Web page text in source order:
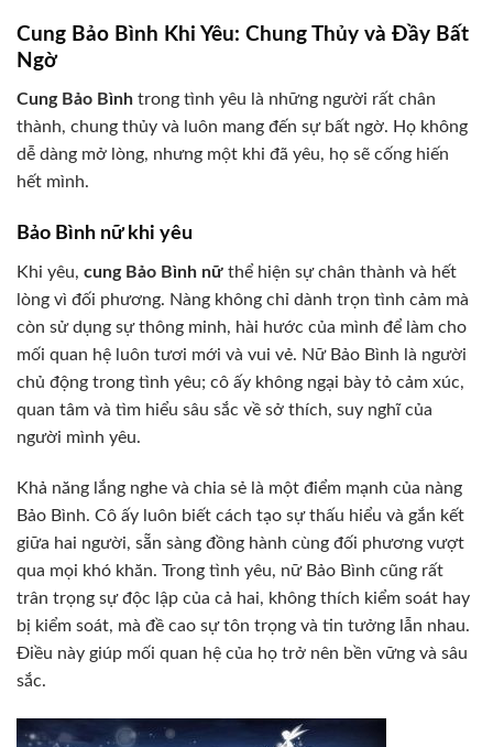
Cung Bảo Bình Khi Yêu: Chung Thủy và Đầy Bất
Ngờ
Cung Bảo Bình trong tình yêu là những người rất chân
thành, chung thủy và luôn mang đến sự bất ngờ. Họ không
dễ dàng mở lòng, nhưng một khi đã yêu, họ sẽ cống hiến
hết mình.
Bảo Bình nữ khi yêu
Khi yêu, cung Bảo Bình nữ thể hiện sự chân thành và hết
lòng vì đối phương. Nàng không chỉ dành trọn tình cảm mà
còn sử dụng sự thông minh, hài hước của mình để làm cho
mối quan hệ luôn tươi mới và vui vẻ. Nữ Bảo Bình là người
chủ động trong tình yêu; cô ấy không ngại bày tỏ cảm xúc,
quan tâm và tìm hiểu sâu sắc về sở thích, suy nghĩ của
người mình yêu.
Khả năng lắng nghe và chia sẻ là một điểm mạnh của nàng
Bảo Bình. Cô ấy luôn biết cách tạo sự thấu hiểu và gắn kết
giữa hai người, sẵn sàng đồng hành cùng đối phương vượt
qua mọi khó khăn. Trong tình yêu, nữ Bảo Bình cũng rất
trân trọng sự độc lập của cả hai, không thích kiểm soát hay
bị kiểm soát, mà đề cao sự tôn trọng và tin tưởng lẫn nhau.
Điều này giúp mối quan hệ của họ trở nên bền vững và sâu
sắc.